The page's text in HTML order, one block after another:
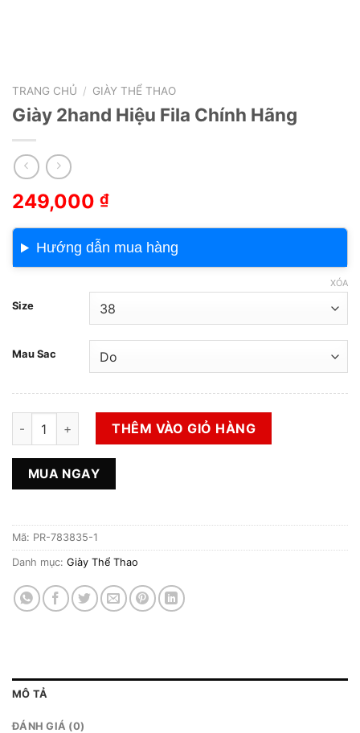
TRANG CHỦ / GIÀY THỂ THAO
Giày 2hand Hiệu Fila Chính Hãng
249,000 ₫
Hướng dẫn mua hàng
Size
Mau Sac
XÓA
Giày 2hand Hiệu Fila Chính Hãng số lượng
THÊM VÀO GIỎ HÀNG
MUA NGAY
Mã: PR-783835-1
Danh mục: Giày Thể Thao
MÔ TẢ
ĐÁNH GIÁ (0)